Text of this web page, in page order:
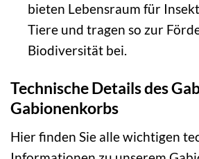
bieten Lebensraum für
Tiere und tragen so zur
Biodiversität bei.
Technische Details des
Gabionenkorbs
Hier finden Sie alle wichtigen